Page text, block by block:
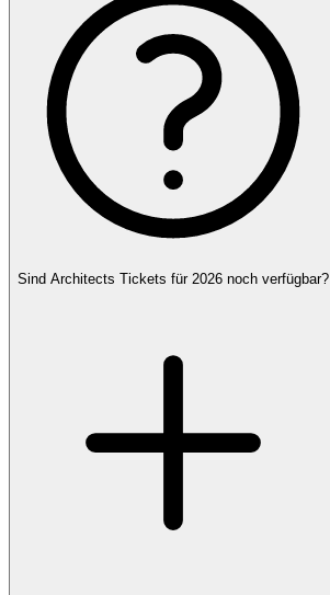
Sind Architects Tickets für 2026 noch verfügbar?